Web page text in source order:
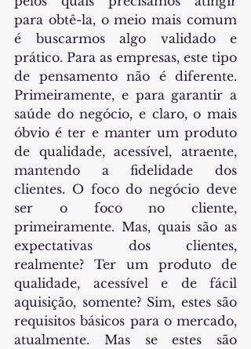
para obtê-la, o meio mais comum
é buscarmos algo validado e
prático. Para as empresas, este tipo
de pensamento não é diferente.
Primeiramente, e para garantir a
saúde do negócio, e claro, o mais
óbvio é ter e manter um produto
de qualidade, acessível, atraente,
mantendo a fidelidade dos
clientes. O foco do negócio deve
ser o foco no cliente,
primeiramente. Mas, quais são as
expectativas dos clientes,
realmente? Ter um produto de
qualidade, acessível e de fácil
aquisição, somente? Sim, estes são
requisitos básicos para o mercado,
atualmente. Mas se estes são